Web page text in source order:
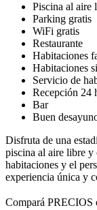
Piscina al aire
Parking gratis
WiFi gratis
Restaurante
Habitaciones
Habitaciones
Servicio de
Recepción 24
Bar
Buen
Disfruta de una
piscina al aire libre
habitaciones y el
experiencia única y
Compará PRECIOS